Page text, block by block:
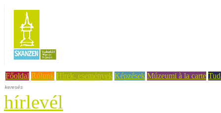
Főoldal Rólunk Hírek, események Képzések Múzeumi à la carte
hírlevél